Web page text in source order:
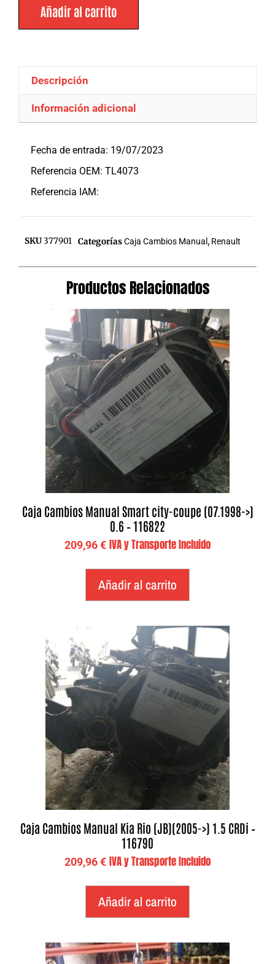
Añadir al carrito
Descripción
Información adicional
Fecha de entrada: 19/07/2023
Referencia OEM: TL4073
Referencia IAM:
SKU377901 CategoríasCaja Cambios Manual , Renault
Productos Relacionados
Caja Cambios Manual Smart city-coupe (07.1998->)
0.6 – 116822
209,96€ IVA y Transporte Incluido
Añadir al carrito
Caja Cambios Manual Kia Rio (JB)(2005->) 1.5 CRDi –
116790
209,96€ IVA y Transporte Incluido
Añadir al carrito